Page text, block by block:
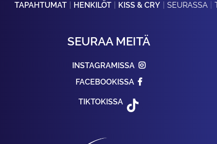
TAPAHTUMAT HENKILÖT KISS & CRY SEURASSA
SEURAA MEITÄ
INSTAGRAMISSA
FACEBOOKISSA
TIKTOKISSA